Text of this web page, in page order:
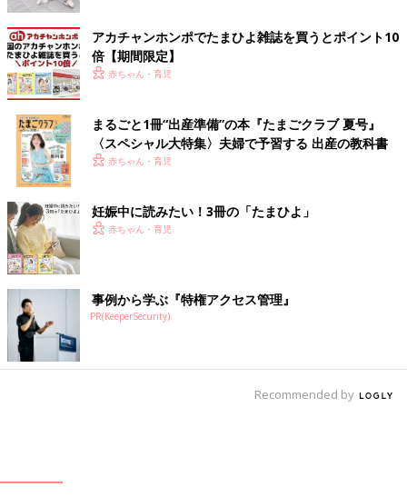
アカチャンホンポでたまひよ雑誌を買うとポイント10
倍【期間限定】
赤ちゃん・育児
まるごと1冊“出産準備”の本『たまごクラブ 夏号』
〈スペシャル大特集〉夫婦で予習する 出産の教科書
赤ちゃん・育児
妊娠中に読みたい！3冊の「たまひよ」
赤ちゃん・育児
事例から学ぶ『特権アクセス管理』
PR(KeeperSecurity)
Recommended by